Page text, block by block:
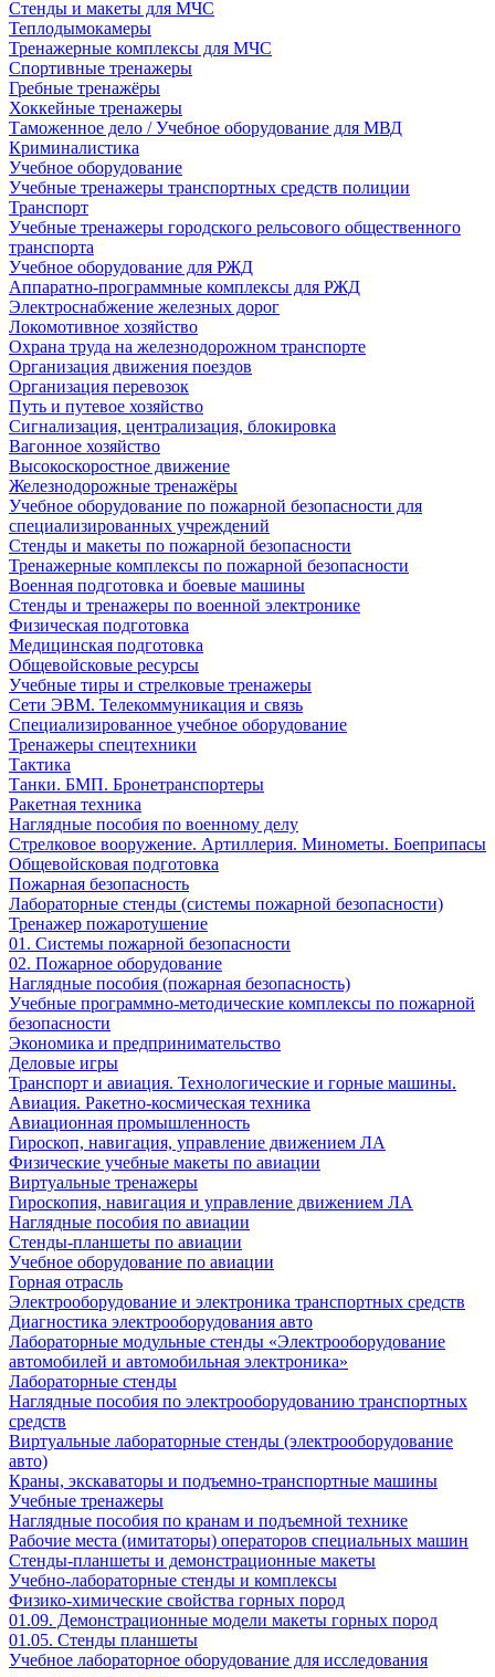
Стенды и макеты для МЧС
Теплодымокамеры
Тренажерные комплексы для МЧС
Спортивные тренажеры
Гребные тренажёры
Хоккейные тренажеры
Таможенное дело / Учебное оборудование для МВД
Криминалистика
Учебное оборудование
Учебные тренажеры транспортных средств полиции
Транспорт
Учебные тренажеры городского рельсового общественного
транспорта
Учебное оборудование для РЖД
Аппаратно-программные комплексы для РЖД
Электроснабжение железных дорог
Локомотивное хозяйство
Охрана труда на железнодорожном транспорте
Организация движения поездов
Организация перевозок
Путь и путевое хозяйство
Сигнализация, централизация, блокировка
Вагонное хозяйство
Высокоскоростное движение
Железнодорожные тренажёры
Учебное оборудование по пожарной безопасности для
специализированных учреждений
Стенды и макеты по пожарной безопасности
Тренажерные комплексы по пожарной безопасности
Военная подготовка и боевые машины
Стенды и тренажеры по военной электронике
Физическая подготовка
Медицинская подготовка
Общевойсковые ресурсы
Учебные тиры и стрелковые тренажеры
Сети ЭВМ. Телекоммуникация и связь
Специализированное учебное оборудование
Тренажеры спецтехники
Тактика
Танки. БМП. Бронетранспортеры
Ракетная техника
Наглядные пособия по военному делу
Стрелковое вооружение. Артиллерия. Минометы. Боеприпасы
Общевойсковая подготовка
Пожарная безопасность
Лабораторные стенды (системы пожарной безопасности)
Тренажер пожаротушение
01. Системы пожарной безопасности
02. Пожарное оборудование
Наглядные пособия (пожарная безопасность)
Учебные программно-методические комплексы по пожарной
безопасности
Экономика и предпринимательство
Деловые игры
Транспорт и авиация. Технологические и горные машины.
Авиация. Ракетно-космическая техника
Авиационная промышленность
Гироскоп, навигация, управление движением ЛА
Физические учебные макеты по авиации
Виртуальные тренажеры
Гироскопия, навигация и управление движением ЛА
Наглядные пособия по авиации
Стенды-планшеты по авиации
Учебное оборудование по авиации
Горная отрасль
Электрооборудование и электроника транспортных средств
Диагностика электрооборудования авто
Лабораторные модульные стенды «Электрооборудование
автомобилей и автомобильная электроника»
Лабораторные стенды
Наглядные пособия по электрооборудованию транспортных
средств
Виртуальные лабораторные стенды (электрооборудование
авто)
Краны, экскаваторы и подъемно-транспортные машины
Учебные тренажеры
Наглядные пособия по кранам и подъемной технике
Рабочие места (имитаторы) операторов специальных машин
Стенды-планшеты и демонстрационные макеты
Учебно-лабораторные стенды и комплексы
Физико-химические свойства горных пород
01.09. Демонстрационные модели макеты горных пород
01.05. Стенды планшеты
Учебное лабораторное оборудование для исследования